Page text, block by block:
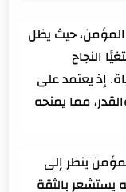
المؤمن، حيث يظل
النجاح
إذ يعتمد على
مما يمنحه
ينظر إلى
يستشعر بالثقة